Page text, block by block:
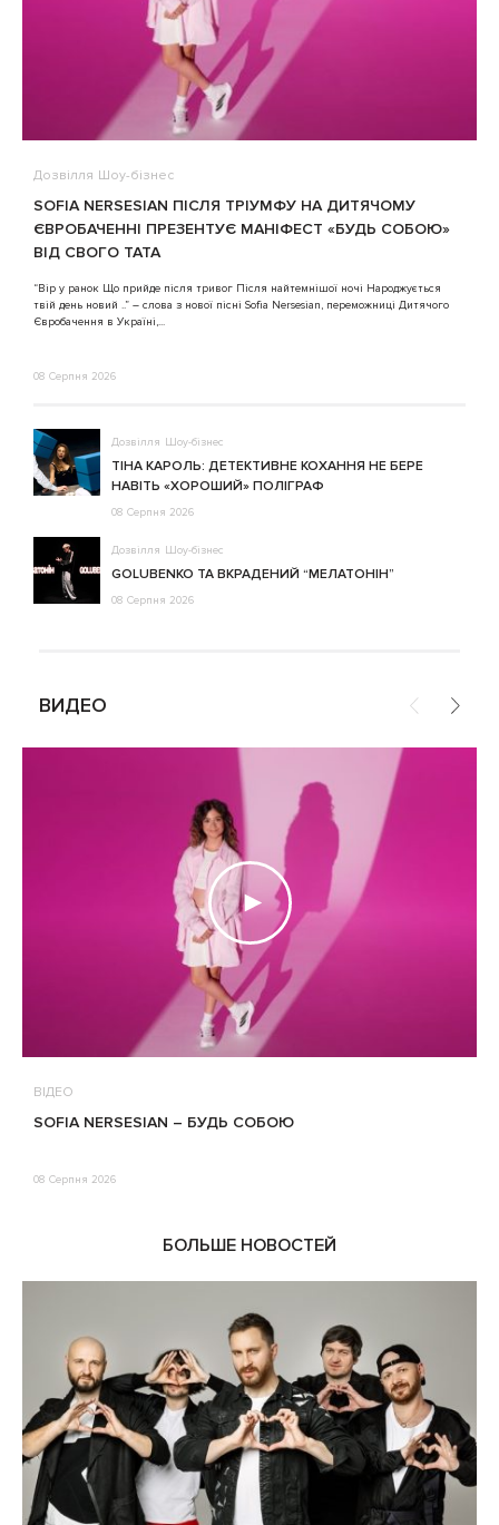
Дозвілля Шоу-бізнес
SOFIA NERSESIAN ПІСЛЯ ТРІУМФУ НА ДИТЯЧОМУ
ЄВРОБАЧЕННІ ПРЕЗЕНТУЄ МАНІФЕСТ «БУДЬ СОБОЮ»
ВІД СВОГО ТАТА
“Вір у ранок Що прийде після тривог Після найтемнішої ночі Народжується
твій день новий ..” – слова з нової пісні Sofia Nersesian, переможниці Дитячого
Євробачення в Україні,...
08 Серпня 2026
Дозвілля Шоу-бізнес
ТІНА КАРОЛЬ: ДЕТЕКТИВНЕ КОХАННЯ НЕ БЕРЕ
НАВІТЬ «ХОРОШИЙ» ПОЛІГРАФ
08 Серпня 2026
Дозвілля Шоу-бізнес
GOLUBENKO ТА ВКРАДЕНИЙ “МЕЛАТОНІН”
08 Серпня 2026
ВИДЕО
ВІДЕО
SOFIA NERSESIAN – БУДЬ СОБОЮ
08 Серпня 2026
БОЛЬШЕ НОВОСТЕЙ